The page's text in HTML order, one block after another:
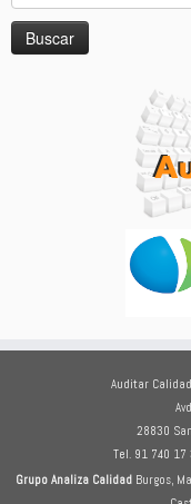
Auditar
28830
Tel. 91 740
Grupo Analiza CalidadBurgos,